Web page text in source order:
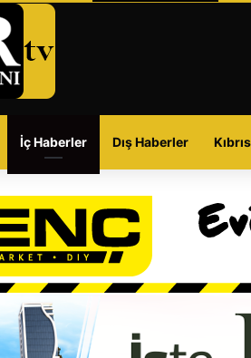
İç Haberler Dış Haberler Kıbrıs